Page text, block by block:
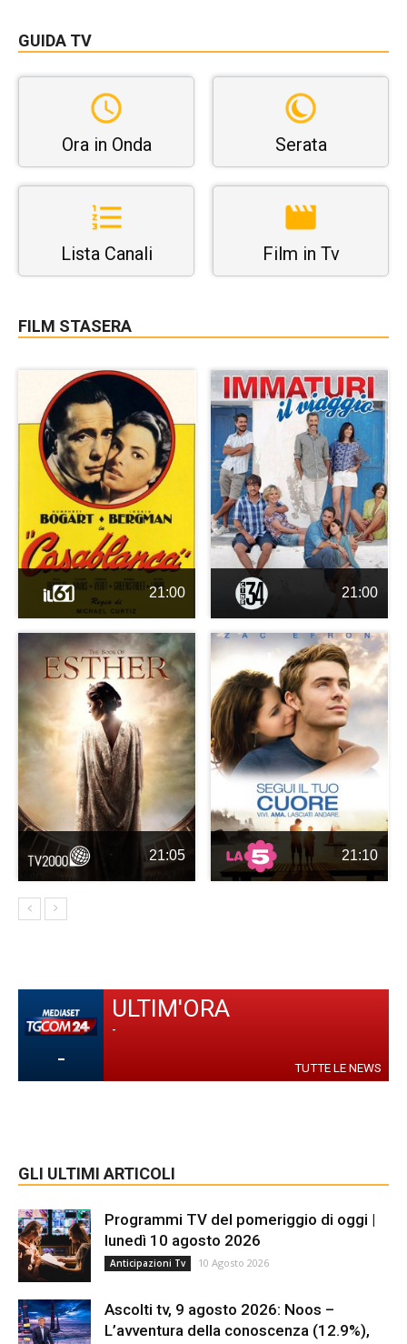
GUIDA TV
Ora in Onda Serata
Lista Canali Film in Tv
FILM STASERA
21:00 21:00
21:05 21:10
-
ULTIM'ORA
-
TUTTE LE NEWS
GLI ULTIMI ARTICOLI
Programmi TV del pomeriggio di oggi |
lunedì 10 agosto 2026
Anticipazioni Tv 10 Agosto 2026
Ascolti tv, 9 agosto 2026: Noos –
L’avventura della conoscenza (12.9%),